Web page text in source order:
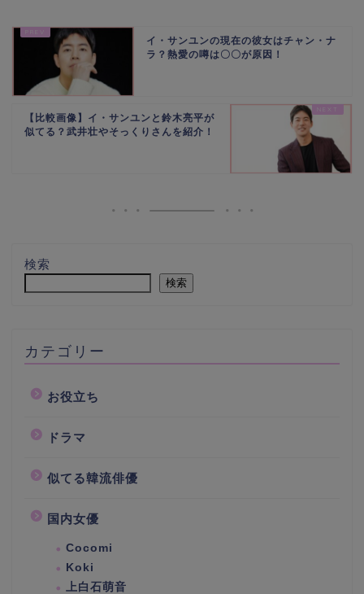
イ・サンユンの現在の彼女はチャン・ナ
ラ？熱愛の噂は〇〇が原因！
【比較画像】イ・サンユンと鈴木亮平が
似てる？武井壮やそっくりさんを紹介！
検索
検索
カテゴリー
お役立ち
ドラマ
似てる韓流俳優
国内女優
Cocomi
Koki
上白石萌音